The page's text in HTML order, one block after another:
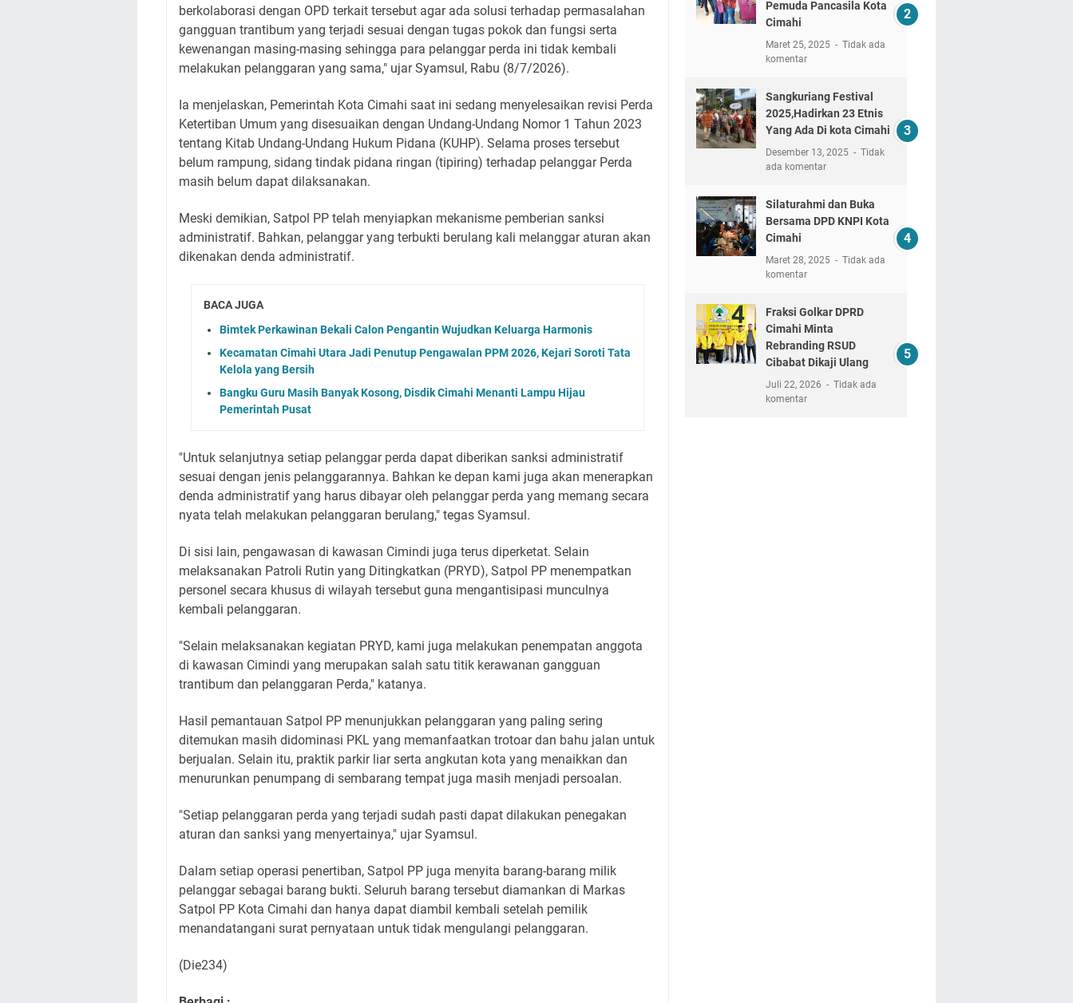
berkolaborasi dengan OPD terkait tersebut agar ada solusi terhadap permasalahan
gangguan trantibum yang terjadi sesuai dengan tugas pokok dan fungsi serta
kewenangan masing-masing sehingga para pelanggar perda ini tidak kembali
melakukan pelanggaran yang sama," ujar Syamsul, Rabu (8/7/2026).
Ia menjelaskan, Pemerintah Kota Cimahi saat ini sedang menyelesaikan revisi Perda
Ketertiban Umum yang disesuaikan dengan Undang-Undang Nomor 1 Tahun 2023
tentang Kitab Undang-Undang Hukum Pidana (KUHP). Selama proses tersebut
belum rampung, sidang tindak pidana ringan (tipiring) terhadap pelanggar Perda
masih belum dapat dilaksanakan.
Meski demikian, Satpol PP telah menyiapkan mekanisme pemberian sanksi
administratif. Bahkan, pelanggar yang terbukti berulang kali melanggar aturan akan
dikenakan denda administratif.
BACA JUGA
Bimtek Perkawinan Bekali Calon Pengantin Wujudkan Keluarga Harmonis
Kecamatan Cimahi Utara Jadi Penutup Pengawalan PPM 2026, Kejari Soroti Tata
Kelola yang Bersih
Bangku Guru Masih Banyak Kosong, Disdik Cimahi Menanti Lampu Hijau
Pemerintah Pusat
"Untuk selanjutnya setiap pelanggar perda dapat diberikan sanksi administratif
sesuai dengan jenis pelanggarannya. Bahkan ke depan kami juga akan menerapkan
denda administratif yang harus dibayar oleh pelanggar perda yang memang secara
nyata telah melakukan pelanggaran berulang," tegas Syamsul.
Di sisi lain, pengawasan di kawasan Cimindi juga terus diperketat. Selain
melaksanakan Patroli Rutin yang Ditingkatkan (PRYD), Satpol PP menempatkan
personel secara khusus di wilayah tersebut guna mengantisipasi munculnya
kembali pelanggaran.
"Selain melaksanakan kegiatan PRYD, kami juga melakukan penempatan anggota
di kawasan Cimindi yang merupakan salah satu titik kerawanan gangguan
trantibum dan pelanggaran Perda," katanya.
Hasil pemantauan Satpol PP menunjukkan pelanggaran yang paling sering
ditemukan masih didominasi PKL yang memanfaatkan trotoar dan bahu jalan untuk
berjualan. Selain itu, praktik parkir liar serta angkutan kota yang menaikkan dan
menurunkan penumpang di sembarang tempat juga masih menjadi persoalan.
"Setiap pelanggaran perda yang terjadi sudah pasti dapat dilakukan penegakan
aturan dan sanksi yang menyertainya," ujar Syamsul.
Dalam setiap operasi penertiban, Satpol PP juga menyita barang-barang milik
pelanggar sebagai barang bukti. Seluruh barang tersebut diamankan di Markas
Satpol PP Kota Cimahi dan hanya dapat diambil kembali setelah pemilik
menandatangani surat pernyataan untuk tidak mengulangi pelanggaran.
(Die234)
Pemuda Pancasila Kota
Cimahi
Maret 25, 2025
Tidak ada
komentar
Sangkuriang Festival
2025,Hadirkan 23 Etnis
Yang Ada Di kota Cimahi
Desember 13, 2025
Tidak
ada komentar
Silaturahmi dan Buka
Bersama DPD KNPI Kota
Cimahi
Maret 28, 2025
Tidak ada
komentar
Fraksi Golkar DPRD
Cimahi Minta
Rebranding RSUD
Cibabat Dikaji Ulang
Juli 22, 2026
Tidak ada
komentar